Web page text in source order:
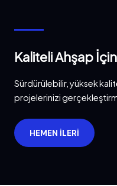
Kaliteli Ahşap
Sürdürülebilir, yüksek
projelerinizi
HEMEN İLERI